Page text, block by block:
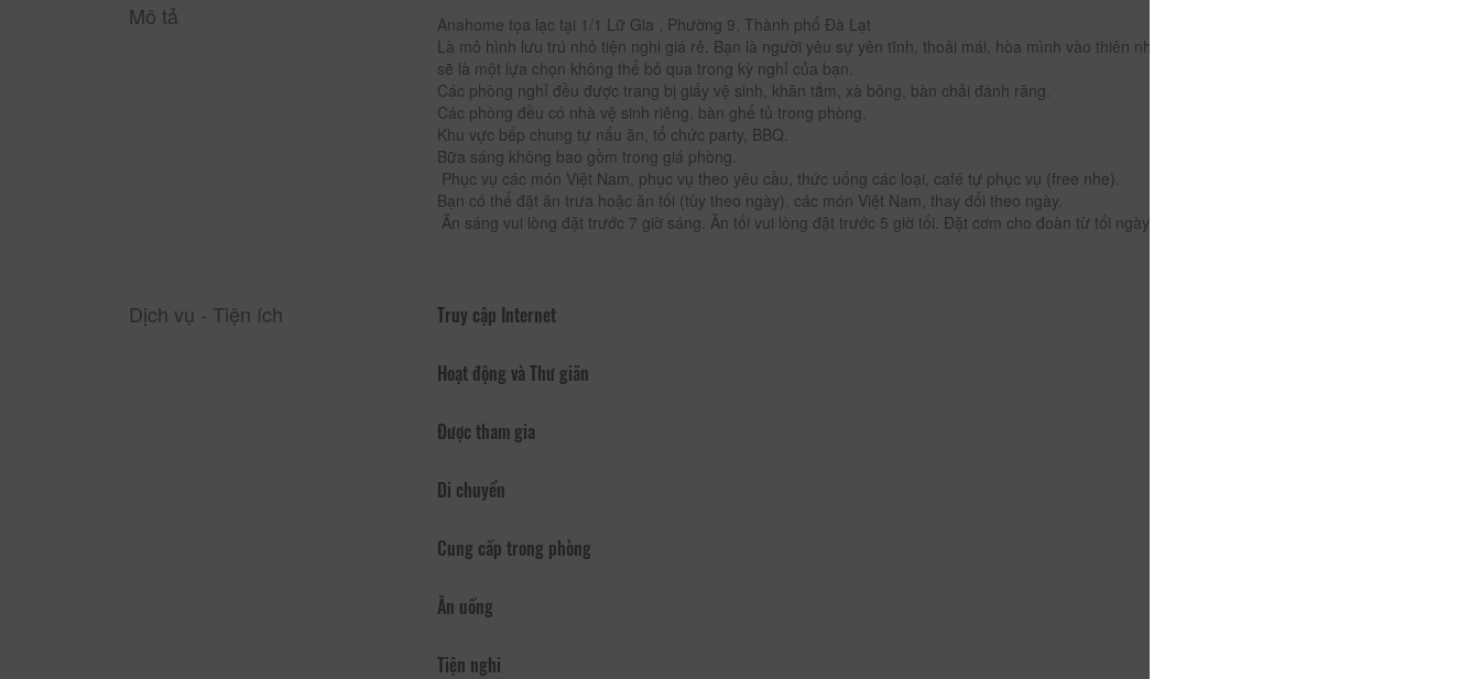
Mô tả
Anahome tọa lạc tại 1/1 Lữ Gia , Phường 9, Thành phố Đà Lạt
Là mô hình lưu trú nhỏ tiện nghi giá rẻ. Bạn là người yêu sự yên tĩnh, thoải mái, hòa mình vào thiên nhiên cây cỏ thì Anahomedalat
sẽ là một lựa chọn không thể bỏ qua trong kỳ nghỉ của bạn.
Các phòng nghỉ đều được trang bị giấy vệ sinh, khăn tắm, xà bông, bàn chải đánh răng.
Các phòng đều có nhà vệ sinh riêng, bàn ghế tủ trong phòng.
Khu vực bếp chung tự nấu ăn, tổ chức party, BBQ.
Bữa sáng không bao gồm trong giá phòng.
Phục vụ các món Việt Nam, phục vụ theo yêu cầu, thức uống các loại, café tự phục vụ (free nhe).
Bạn có thể đặt ăn trưa hoặc ăn tối (tùy theo ngày), các món Việt Nam, thay đổi theo ngày.
Ăn sáng vui lòng đặt trước 7 giờ sáng. Ăn tối vui lòng đặt trước 5 giờ tối. Đặt cơm cho đoàn từ tối ngày hôm trước.
Dịch vụ - Tiện ích Truy cập Internet
Hoạt động và Thư giãn
Được tham gia
Di chuyển
Cung cấp trong phòng
Ăn uống
Tiện nghi